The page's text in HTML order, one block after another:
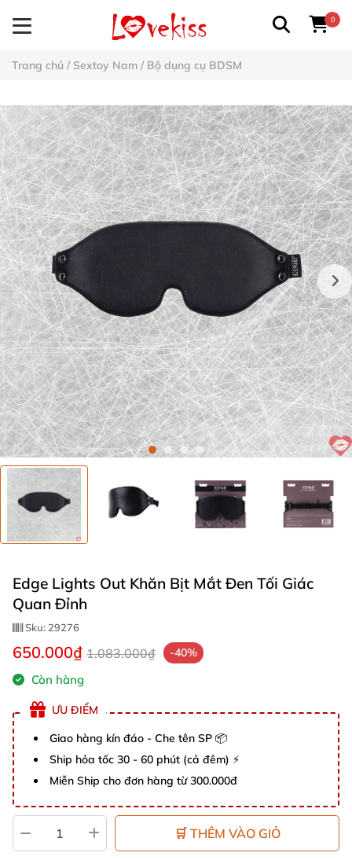
0
Trang chủ / Sextoy Nam / Bộ dụng cụ BDSM
Edge Lights Out Khăn Bịt Mắt Đen Tối Giác
Quan Đỉnh
Sku: 29276
650.000₫ 1.083.000₫ -40%
Còn hàng
ƯU ĐIỂM
Giao hàng kín đáo - Che tên SP 📦
Ship hỏa tốc 30 - 60 phút (cả đêm) ⚡
Miễn Ship cho đơn hàng từ 300.000đ
🛒 THÊM VÀO GIỎ